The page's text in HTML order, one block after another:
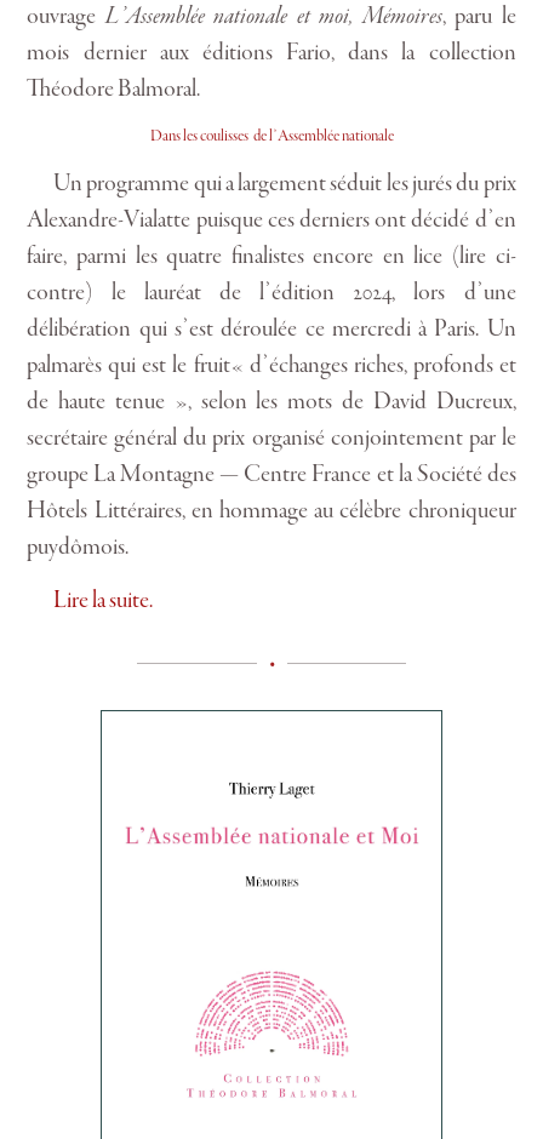
ouvrageL’Assemblée nationale et moi, Mémoires, paru le
mois dernier aux éditions Fario, dans la collection
Théodore Balmoral.
Dans les coulisses de l’Assemblée nationale
Un programme qui a largement séduit les jurés du prix
Alexandre-Vialatte puisque ces derniers ont décidé d’en
faire, parmi les quatre finalistes encore en lice (lire ci-
contre) le lauréat de l’édition 2024, lors d’une
délibération qui s’est déroulée ce mercredi à Paris. Un
palmarès qui est le fruit« d’échanges riches, profonds et
de haute tenue », selon les mots de David Ducreux,
secrétaire général du prix organisé conjointement par le
groupe La Montagne — Centre France et la Société des
Hôtels Littéraires, en hommage au célèbre chroniqueur
puydômois.
Lire la suite.
•